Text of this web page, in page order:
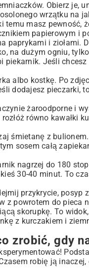
Obierz je,
wrzątku na
temu masz pewność,
papierowym i
paprykami i ziołami.
na dużym ogniu,
piekarnik. Jeśli
albo kostkę. Po
dodajesz pieczarki,
żaroodporne i
równo kawałki
śmietanę z
sosem całą
nagrzej do 180
30-40 minut. To
przykrycie,
z powrotem do
skorupkę. To
z kurczakiem i
zrobić, gdy
robię ją